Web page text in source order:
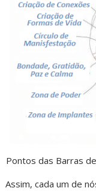
Pontos das Barras
Assim, cada um de